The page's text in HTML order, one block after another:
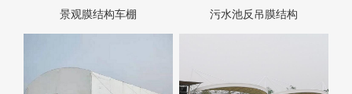
景观膜结构车棚 污水池反吊膜结构